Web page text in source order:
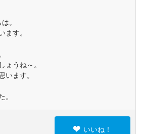
。
ます。
ょうね～。
います。
。
いいね！